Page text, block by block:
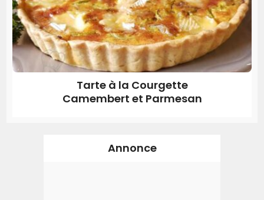
Tarte à la Courgette
Camembert et Parmesan
Annonce